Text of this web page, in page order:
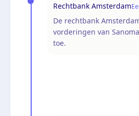
Rechtbank Amsterdam
De rechtbank
vorderingen van
toe.